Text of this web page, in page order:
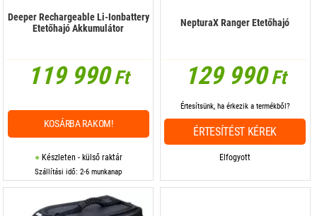
Deeper Rechargeable Li-Ionbattery
Etetőhajó Akkumulátor
119 990Ft
Készleten - külső raktár
Szállítási idő: 2-6 munkanap
KOSÁRBA RAKOM!
NepturaX Ranger Etetőhajó
129 990Ft
Elfogyott
Értesítsünk, ha érkezik a termékből?
ÉRTESÍTÉST KÉREK